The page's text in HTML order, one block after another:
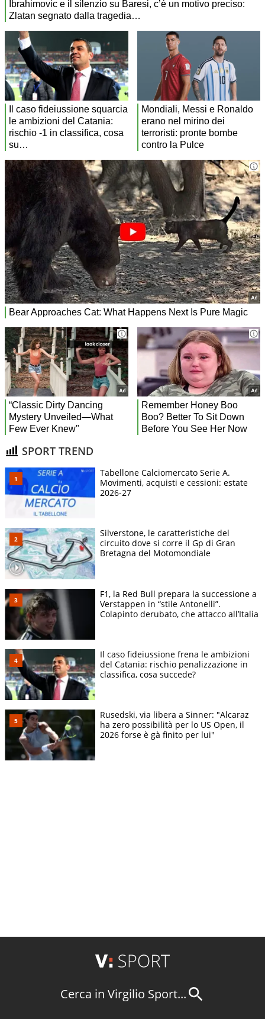
SPORT TREND
Tabellone Calciomercato Serie A.
Movimenti, acquisti e cessioni: estate
2026-27
Silverstone, le caratteristiche del
circuito dove si corre il Gp di Gran
Bretagna del Motomondiale
F1, la Red Bull prepara la successione a
Verstappen in “stile Antonelli”.
Colapinto derubato, che attacco all’Italia
Il caso fideiussione frena le ambizioni
del Catania: rischio penalizzazione in
classifica, cosa succede?
Rusedski, via libera a Sinner: "Alcaraz
ha zero possibilità per lo US Open, il
2026 forse è gà finito per lui"
Cerca in Virgilio Sport...